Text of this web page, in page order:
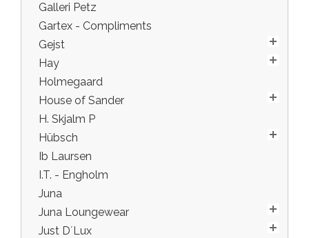
Galleri Petz
Gartex - Compliments
Gejst
Hay
Holmegaard
House of Sander
H. Skjalm P
Hübsch
Ib Laursen
I.T. - Engholm
Juna
Juna Loungewear
Just D´Lux